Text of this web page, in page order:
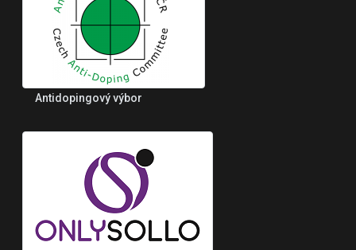
Antidopingový výbor